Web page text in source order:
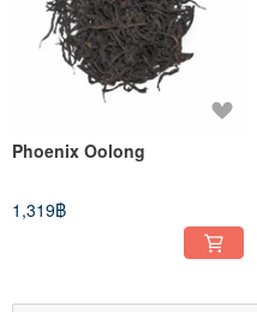
Phoenix Oolong
1,319฿